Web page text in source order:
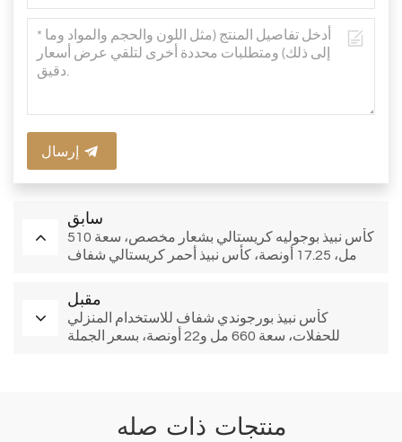
إرسال
سابق
كأس نبيذ بوجوليه كريستالي بشعار مخصص، سعة 510
مل، 17.25 أونصة، كأس نبيذ أحمر كريستالي شفاف
مقبل
كأس نبيذ بورجوندي شفاف للاستخدام المنزلي
للحفلات، سعة 660 مل و22 أونصة، بسعر الجملة
منتجات ذات صله